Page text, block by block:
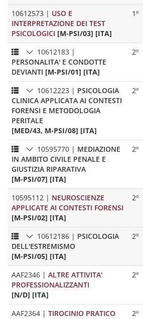
10612573 | USO E
INTERPRETAZIONE DEI TEST
PSICOLOGICI [M-PSI/03] [ITA]
1º
10612183 |
PERSONALITA' E CONDOTTE
DEVIANTI [M-PSI/01] [ITA]
2º
10612223 | PSICOLOGIA
CLINICA APPLICATA AI CONTESTI
FORENSI E METODOLOGIA
PERITALE
[MED/43, M-PSI/08] [ITA]
2º
10595770 | MEDIAZIONE
IN AMBITO CIVILE PENALE E
GIUSTIZIA RIPARATIVA
[M-PSI/07] [ITA]
2º
10595112 | NEUROSCIENZE
APPLICATE AI CONTESTI FORENSI
[M-PSI/02] [ITA]
2º
10612186 | PSICOLOGIA
DELL'ESTREMISMO
[M-PSI/05] [ITA]
2º
AAF2346 | ALTRE ATTIVITA'
PROFESSIONALIZZANTI
[N/D] [ITA]
2º
AAF2364 | TIROCINIO PRATICO
2º